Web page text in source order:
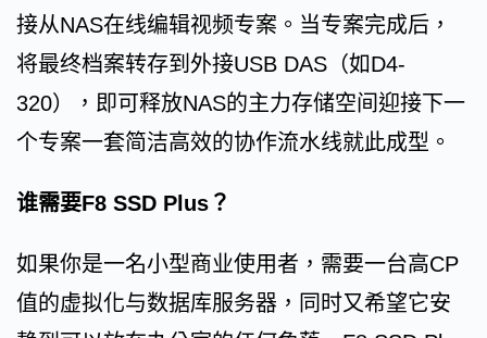
接从NAS在线编辑视频专案。当专案完成后，
将最终档案转存到外接USB DAS（如D4-
320），即可释放NAS的主力存储空间迎接下一
个专案一套简洁高效的协作流水线就此成型。
谁需要F8 SSD Plus？
如果你是一名小型商业使用者，需要一台高CP
值的虚拟化与数据库服务器，同时又希望它安